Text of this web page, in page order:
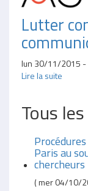
Lutter
lun 30/11/2015 -
Lire la suite
Tous
Paris au
chercheurs
(mer 04/10/